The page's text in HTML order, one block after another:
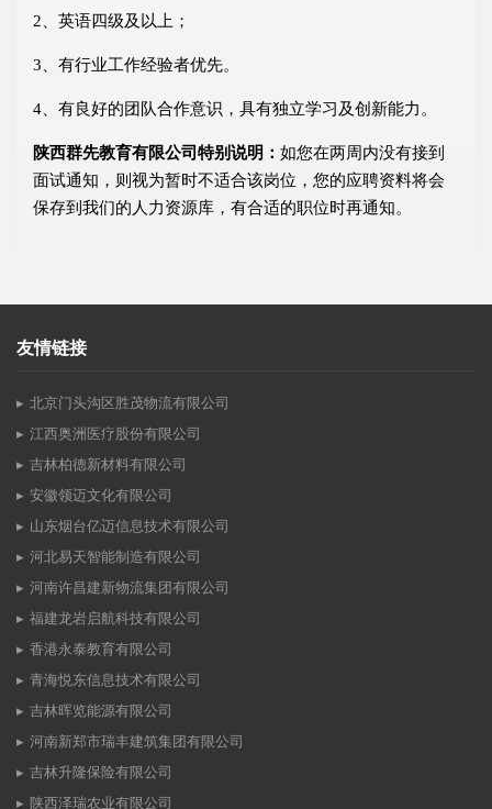
2、英语四级及以上；
3、有行业工作经验者优先。
4、有良好的团队合作意识，具有独立学习及创新能力。
陕西群先教育有限公司特别说明： 如您在两周内没有接到
面试通知，则视为暂时不适合该岗位，您的应聘资料将会
保存到我们的人力资源库，有合适的职位时再通知。
友情链接
北京门头沟区胜茂物流有限公司
江西奥洲医疗股份有限公司
吉林柏德新材料有限公司
安徽领迈文化有限公司
山东烟台亿迈信息技术有限公司
河北易天智能制造有限公司
河南许昌建新物流集团有限公司
福建龙岩启航科技有限公司
香港永泰教育有限公司
青海悦东信息技术有限公司
吉林晖览能源有限公司
河南新郑市瑞丰建筑集团有限公司
吉林升隆保险有限公司
陕西泽瑞农业有限公司